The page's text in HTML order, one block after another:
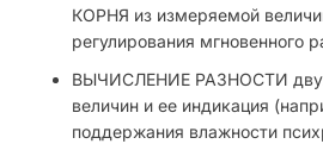
КОРНЯ из измеряемой
регулирования мгновенного
ВЫЧИСЛЕНИЕ РАЗНОСТИ
величин и ее индикация
поддержания влажности